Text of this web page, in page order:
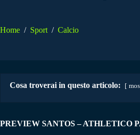
Home / Sport / Calcio
Cosa troverai in questo articolo:
PREVIEW SANTOS – ATHLETICO